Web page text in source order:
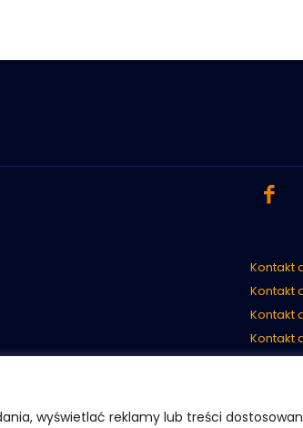
wyświetlać reklamy lub treści
Kontakt
Kontakt
Kontakt
Kontakt